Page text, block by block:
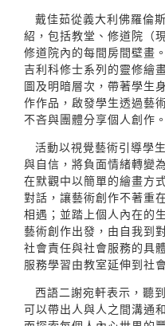
戴佳茹從義大利佛羅倫
紹，包括教堂、修道院（
修道院內的每間房間壁畫
吉利科修士系列的靈修繪
圖及明暗層次，帶著學生
作作品，啟發學生透過藝
不吝與團體分享個人創作。
活動以視覺藝術引導學
與自信，將負面情緒轉變
在默觀中以簡單的繪畫方
對話，讓藝術創作不著重
相遇；並踏上個人內在的
藝術創作出發，由自我到
社會責任與社會服務的具
服務學習由教室延伸到社
西語二謝宛軒表示，聽
可以帶出人與人之間溝通